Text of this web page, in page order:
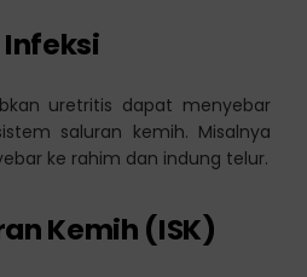
Infeksi
uretritis dapat menyebar
saluran kemih. Misalnya
ke rahim dan indung telur.
Kemih (ISK)